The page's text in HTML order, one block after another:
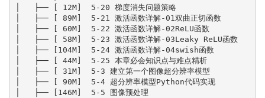
│   ├── [ 12M]  5-20 梯度消失问题策略
│   ├── [ 89M]  5-21 激活函数详解-01双曲正切函数
│   ├── [ 60M]  5-22 激活函数详解-02ReLU函数
│   ├── [ 58M]  5-23 激活函数详解-03Leaky ReLU函数
│   ├── [104M]  5-24 激活函数详解-04swish函数
│   ├── [ 44M]  5-25 本章必会知识点与难点精析
│   ├── [ 31M]  5-3 建立第一个图像超分辨率模型
│   ├── [ 90M]  5-4 超分辨率模型Python代码实现
│   ├── [146M]  5-5 图像预处理